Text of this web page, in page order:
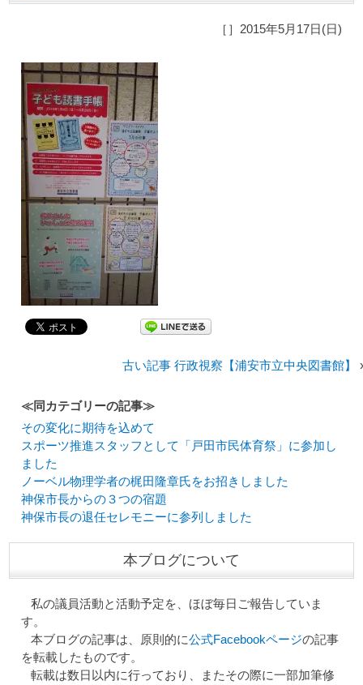
［］2015年5月17日(日)
古い記事 行政視察【浦安市立中央図書館】
≪同カテゴリーの記事≫
その変化に期待を込めて
スポーツ推進スタッフとして「戸田市民体育祭」に参加し
ました
ノーベル物理学者の梶田隆章氏をお招きしました
神保市長からの３つの宿題
神保市長の退任セレモニーに参列しました
本ブログについて
私の議員活動と活動予定を、ほぼ毎日ご報告していま
す。
本ブログの記事は、原則的に公式Facebookページの記事
を転載したものです。
転載は数日以内に行っており、またその際に一部加筆修